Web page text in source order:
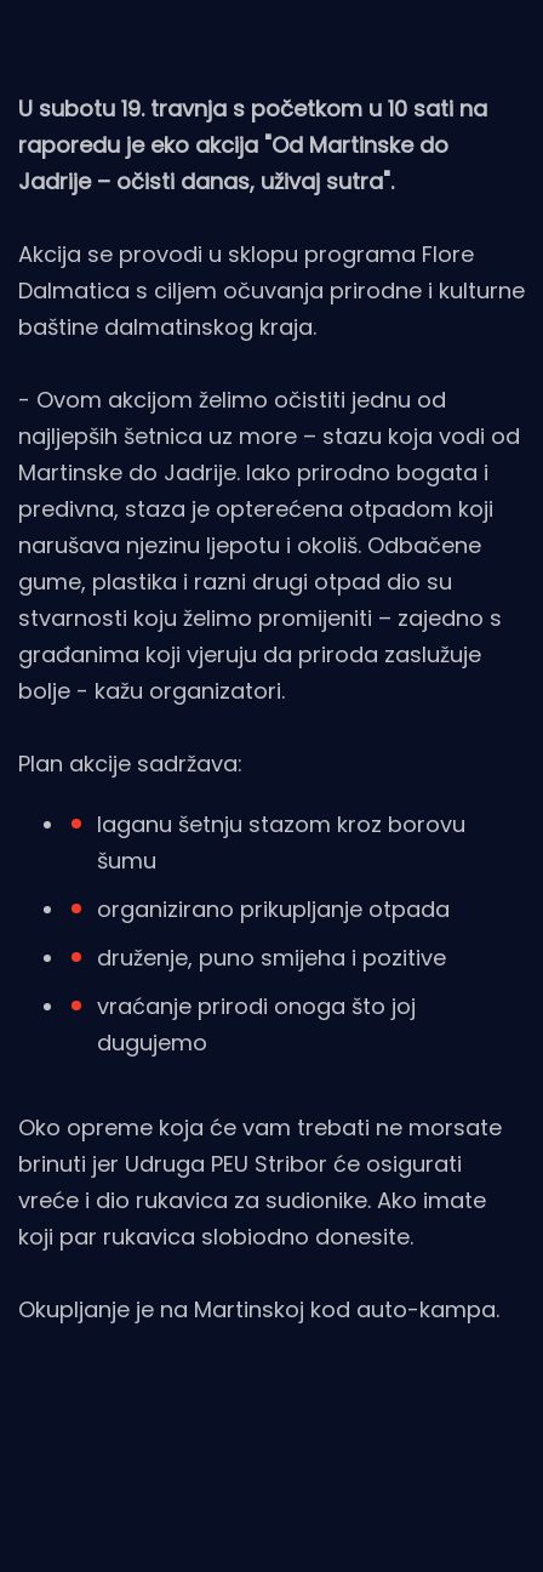
U subotu 19. travnja s početkom u 10 sati na
raporedu je eko akcija "Od Martinske do
Jadrije – očisti danas, uživaj sutra".
Akcija se provodi u sklopu programa Flore
Dalmatica s ciljem očuvanja prirodne i kulturne
baštine dalmatinskog kraja.
- Ovom akcijom želimo očistiti jednu od
najljepših šetnica uz more – stazu koja vodi od
Martinske do Jadrije. Iako prirodno bogata i
predivna, staza je opterećena otpadom koji
narušava njezinu ljepotu i okoliš. Odbačene
gume, plastika i razni drugi otpad dio su
stvarnosti koju želimo promijeniti – zajedno s
građanima koji vjeruju da priroda zaslužuje
bolje - kažu organizatori.
Plan akcije sadržava:
laganu šetnju stazom kroz borovu
šumu
organizirano prikupljanje otpada
druženje, puno smijeha i pozitive
vraćanje prirodi onoga što joj
dugujemo
Oko opreme koja će vam trebati ne morsate
brinuti jer Udruga PEU Stribor će osigurati
vreće i dio rukavica za sudionike. Ako imate
koji par rukavica slobiodno donesite.
Okupljanje je na Martinskoj kod auto-kampa.